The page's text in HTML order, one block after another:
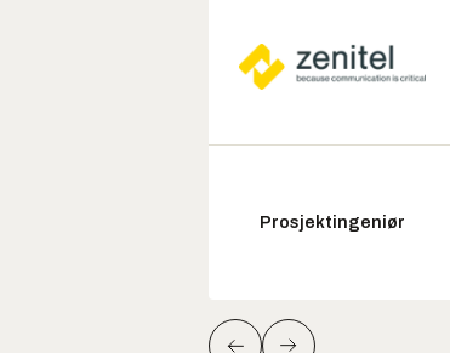
Prosjektingeniør